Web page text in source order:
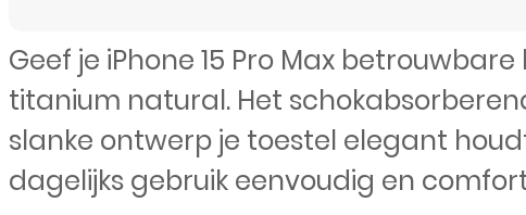
Geef je iPhone 15 Pro Max
titanium natural. Het
slanke ontwerp je toestel elegant
dagelijks gebruik eenvoudig en